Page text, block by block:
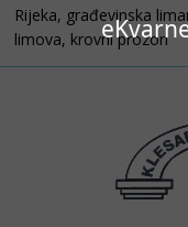
Rijeka, građevinska
limova, krovni prozori